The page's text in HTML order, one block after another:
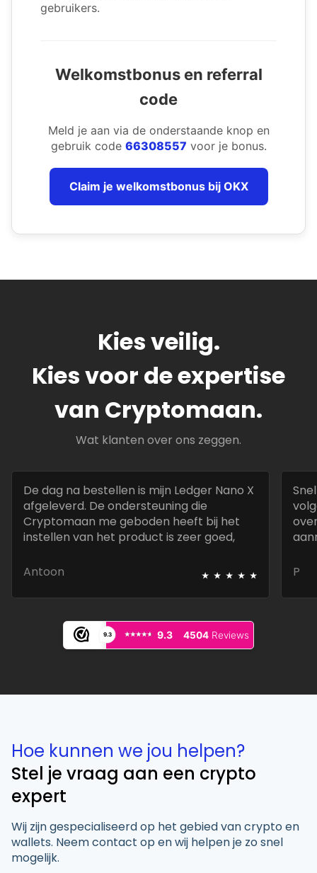
gebruikers.
Welkomstbonus en referral
code
Meld je aan via de onderstaande knop en
gebruik code 66308557 voor je bonus.
Claim je welkomstbonus bij OKX
Kies veilig.
Kies voor de expertise
van Cryptomaan.
Wat klanten over ons zeggen.
De dag na bestellen is mijn Ledger Nano X
afgeleverd. De ondersteuning die
Cryptomaan me geboden heeft bij het
instellen van het product is zeer goed,
Antoon
⭑ ⭑ ⭑ ⭑ ⭑
P
9.3 ⭑⭑⭑⭑⭑
⭑⭑⭑⭑⭑ 9.3 4504Reviews
Hoe kunnen we jou helpen?
Stel je vraag aan een crypto
expert
Wij zijn gespecialiseerd op het gebied van crypto en
wallets. Neem contact op en wij helpen je zo snel
mogelijk.